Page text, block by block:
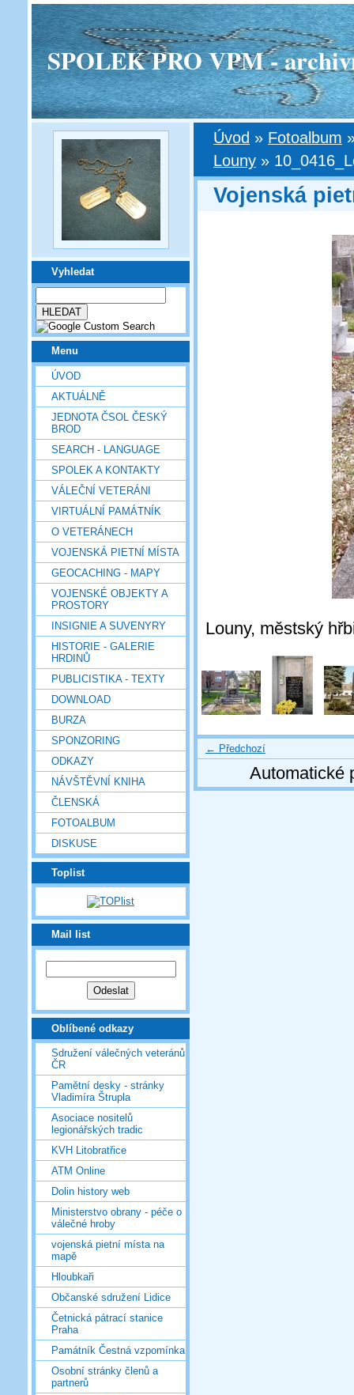
SPOLEK PRO VPM -
Vyhledat
Menu
ÚVOD
AKTUÁLNĚ
JEDNOTA ČSOL ČESKÝ
BROD
SEARCH - LANGUAGE
SPOLEK A KONTAKTY
VÁLEČNÍ VETERÁNI
VIRTUÁLNÍ PAMÁTNÍK
O VETERÁNECH
VOJENSKÁ PIETNÍ MÍSTA
GEOCACHING - MAPY
VOJENSKÉ OBJEKTY A
PROSTORY
INSIGNIE A SUVENYRY
HISTORIE - GALERIE
HRDINŮ
PUBLICISTIKA - TEXTY
DOWNLOAD
BURZA
SPONZORING
ODKAZY
NÁVŠTĚVNÍ KNIHA
ČLENSKÁ
FOTOALBUM
DISKUSE
Toplist
Mail list
Oblíbené odkazy
Sdružení válečných veteránů
ČR
Pamětní desky - stránky
Vladimíra Štrupla
Asociace nositelů
legionářských tradic
KVH Litobratřice
ATM Online
Dolin history web
Ministerstvo obrany - péče o
válečné hroby
vojenská pietní místa na
mapě
Hloubkaři
Občanské sdružení Lidice
Četnická pátrací stanice
Praha
Památník Čestná vzpomínka
Osobní stránky členů a
partnerů
Úvod » Fotoalbum
Louny »
Vojenská
Louny, městský
← Předchozí
Automatické